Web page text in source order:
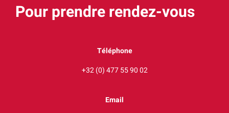
Pour prendre rendez-vous
Téléphone
+32 (0) 477 55 90 02
Email